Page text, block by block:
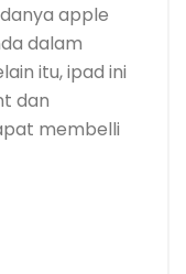
apple
dalam
itu, ipad ini
dan
membelli